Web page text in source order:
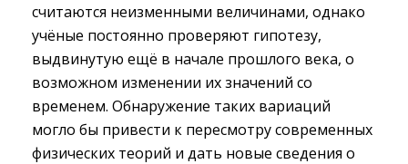
считаются неизменными величинами, однако
учёные постоянно проверяют гипотезу,
выдвинутую ещё в начале прошлого века, о
возможном изменении их значений со
временем. Обнаружение таких вариаций
могло бы привести к пересмотру современных
физических теорий и дать новые сведения о